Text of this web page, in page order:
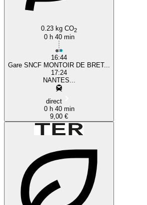
0.23 kg CO2
0 h 40 min
16:44
Gare SNCF MONTOIR DE BRET...
17:24
NANTES...
direct
0 h 40 min
9,00 €